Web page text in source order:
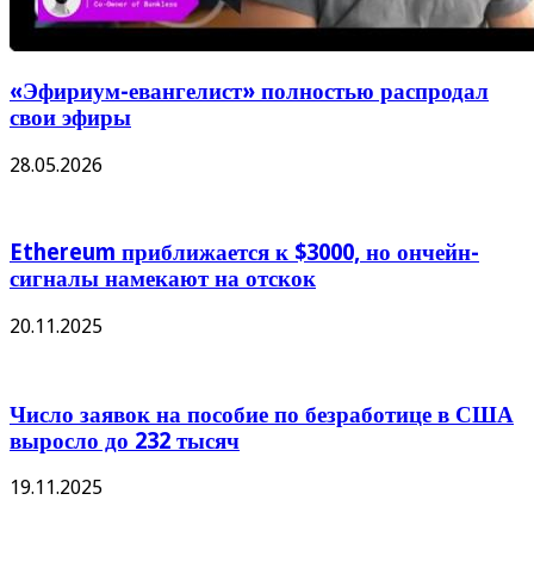
«Эфириум-евангелист» полностью распродал
свои эфиры
28.05.2026
Ethereum приближается к $3000, но ончейн-
сигналы намекают на отскок
20.11.2025
Число заявок на пособие по безработице в США
выросло до 232 тысяч
19.11.2025